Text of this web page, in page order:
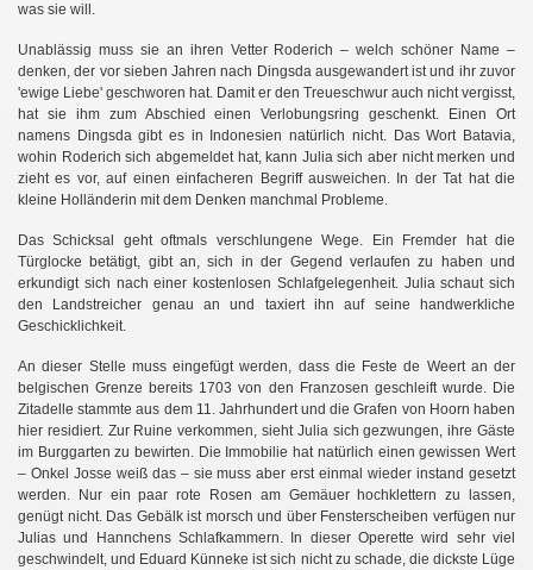
was sie will.
Unablässig muss sie an ihren Vetter Roderich – welch schöner Name –
denken, der vor sieben Jahren nach Dingsda ausgewandert ist und ihr zuvor
'ewige Liebe' geschworen hat. Damit er den Treueschwur auch nicht vergisst,
hat sie ihm zum Abschied einen Verlobungsring geschenkt. Einen Ort
namens Dingsda gibt es in Indonesien natürlich nicht. Das Wort Batavia,
wohin Roderich sich abgemeldet hat, kann Julia sich aber nicht merken und
zieht es vor, auf einen einfacheren Begriff ausweichen. In der Tat hat die
kleine Holländerin mit dem Denken manchmal Probleme.
Das Schicksal geht oftmals verschlungene Wege. Ein Fremder hat die
Türglocke betätigt, gibt an, sich in der Gegend verlaufen zu haben und
erkundigt sich nach einer kostenlosen Schlafgelegenheit. Julia schaut sich
den Landstreicher genau an und taxiert ihn auf seine handwerkliche
Geschicklichkeit.
An dieser Stelle muss eingefügt werden, dass die Feste de Weert an der
belgischen Grenze bereits 1703 von den Franzosen geschleift wurde. Die
Zitadelle stammte aus dem 11. Jahrhundert und die Grafen von Hoorn haben
hier residiert. Zur Ruine verkommen, sieht Julia sich gezwungen, ihre Gäste
im Burggarten zu bewirten. Die Immobilie hat natürlich einen gewissen Wert
– Onkel Josse weiß das – sie muss aber erst einmal wieder instand gesetzt
werden. Nur ein paar rote Rosen am Gemäuer hochklettern zu lassen,
genügt nicht. Das Gebälk ist morsch und über Fensterscheiben verfügen nur
Julias und Hannchens Schlafkammern. In dieser Operette wird sehr viel
geschwindelt, und Eduard Künneke ist sich nicht zu schade, die dickste Lüge